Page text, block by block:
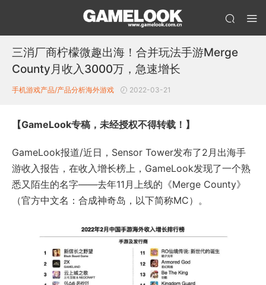
三消厂商柠檬微趣出海！合并玩法手游Merge
County月收入3000万，急速增长
手机游戏产品/产品分析海外游戏 2022-03-21
【GameLook专稿，未经授权不得转载！】
GameLook报道/近日，Sensor Tower发布了2月出海手
游收入报告，在收入增长榜上，GameLook发现了一个熟
悉又陌生的名字——去年11月上线的《Merge County》
（官方中文名：合成神奇岛，以下简称MC）。